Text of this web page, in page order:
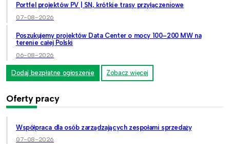
Portfel projektów PV | SN, krótkie trasy przyłączeniowe
07-08-2026
Poszukujemy projektów Data Center o mocy 100–200 MW na
terenie całej Polski
06-08-2026
Dodaj bezpłatne ogłoszenie Zobacz więcej
Oferty pracy
Współpraca dla osób zarządzających zespołami sprzedaży
07-08-2026